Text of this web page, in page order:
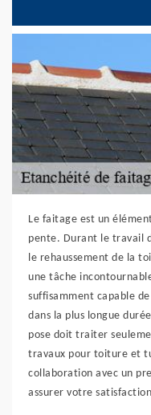
Le faitage est un
pente. Durant le travail
le rehaussement de la
une tâche
suffisamment capable
dans la plus longue
pose doit traiter
travaux pour toiture et
collaboration avec un
assurer votre